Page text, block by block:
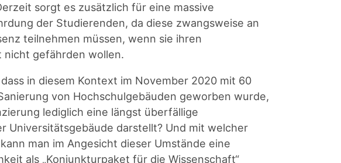
sorgt es zusätzlich für eine massive
der Studierenden, da diese zwangsweise an
teilnehmen müssen, wenn sie ihren
gefährden wollen.
in diesem Kontext im November 2020 mit 60
von Hochschulgebäuden geworben wurde,
lediglich eine längst überfällige
Universitätsgebäude darstellt? Und mit welcher
man im Angesicht dieser Umstände eine
als „Konjunkturpaket für die Wissenschaft“